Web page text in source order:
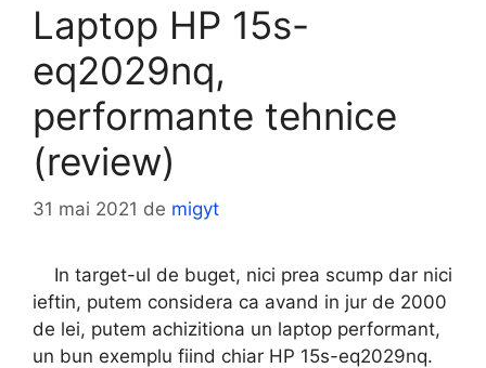
Laptop HP 15s-
eq2029nq,
performante tehnice
(review)
31 mai 2021 de migyt
In target-ul de buget, nici prea scump dar nici
ieftin, putem considera ca avand in jur de 2000
de lei, putem achizitiona un laptop performant,
un bun exemplu fiind chiar HP 15s-eq2029nq.